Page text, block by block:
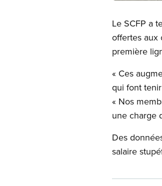
Le SCFP a
offertes aux
première
« Ces
qui font
« Nos
une charge
Des
salaire